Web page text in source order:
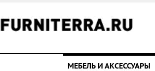
МЕБЕЛЬ И АКСЕССУАРЫ